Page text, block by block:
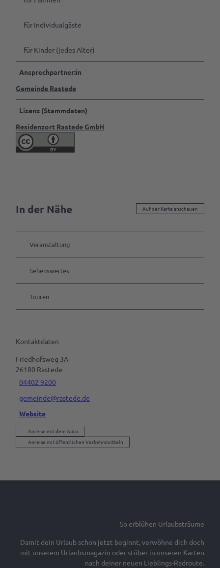
für Individualgäste
für Kinder (jedes Alter)
Ansprechpartner:in
Gemeinde Rastede
Lizenz (Stammdaten)
Residenzort Rastede GmbH
In der Nähe Auf der Karte anschauen
Veranstaltung
Sehenswertes
Touren
Kontaktdaten
Friedhofsweg 3A
26180 Rastede
04402 9200
gemeinde@rastede.de
Website
Anreise mit dem Auto
Anreise mit öffentlichen Verkehrsmitteln
So erblühen Urlaubsträume
Damit dein Urlaub schon jetzt beginnt, verwöhne dich doch
mit unserem Urlaubsmagazin oder stöber in unseren Karten
nach deiner neuen Lieblings-Radroute.